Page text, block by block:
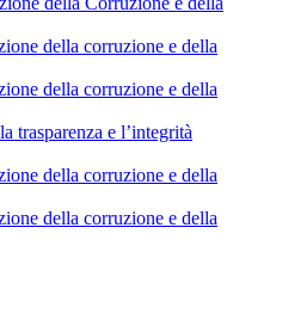
della corruzione e della
della corruzione e della
trasparenza e l’integrità
della corruzione e della
della corruzione e della